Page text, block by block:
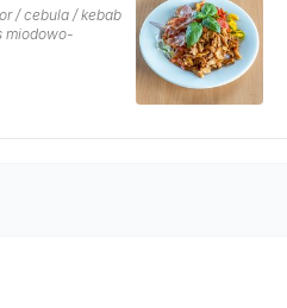
/ cebula / kebab
miodowo-